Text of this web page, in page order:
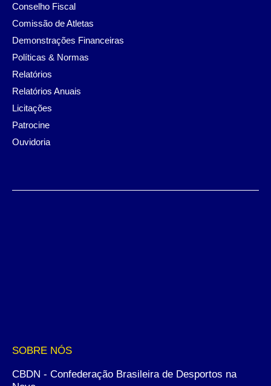
Conselho Fiscal
Comissão de Atletas
Demonstrações Financeiras
Políticas & Normas
Relatórios
Relatórios Anuais
Licitações
Patrocine
Ouvidoria
SOBRE NÓS
CBDN - Confederação Brasileira de Desportos na